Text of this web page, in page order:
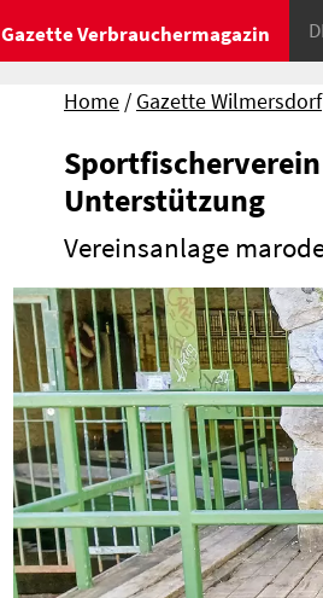
Gazette Verbrauchermagazin
Home Gazette Wilmersdorf
Unterstützung
Vereinsanlage